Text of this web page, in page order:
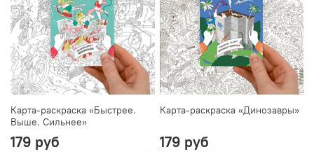
Карта-раскраска «Быстрее.
Выше. Сильнее»
179 руб
Карта-раскраска «Динозавры»
179 руб